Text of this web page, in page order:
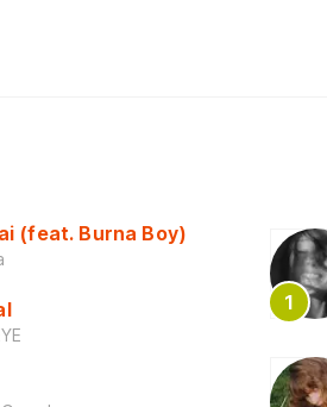
(feat. Burna Boy)